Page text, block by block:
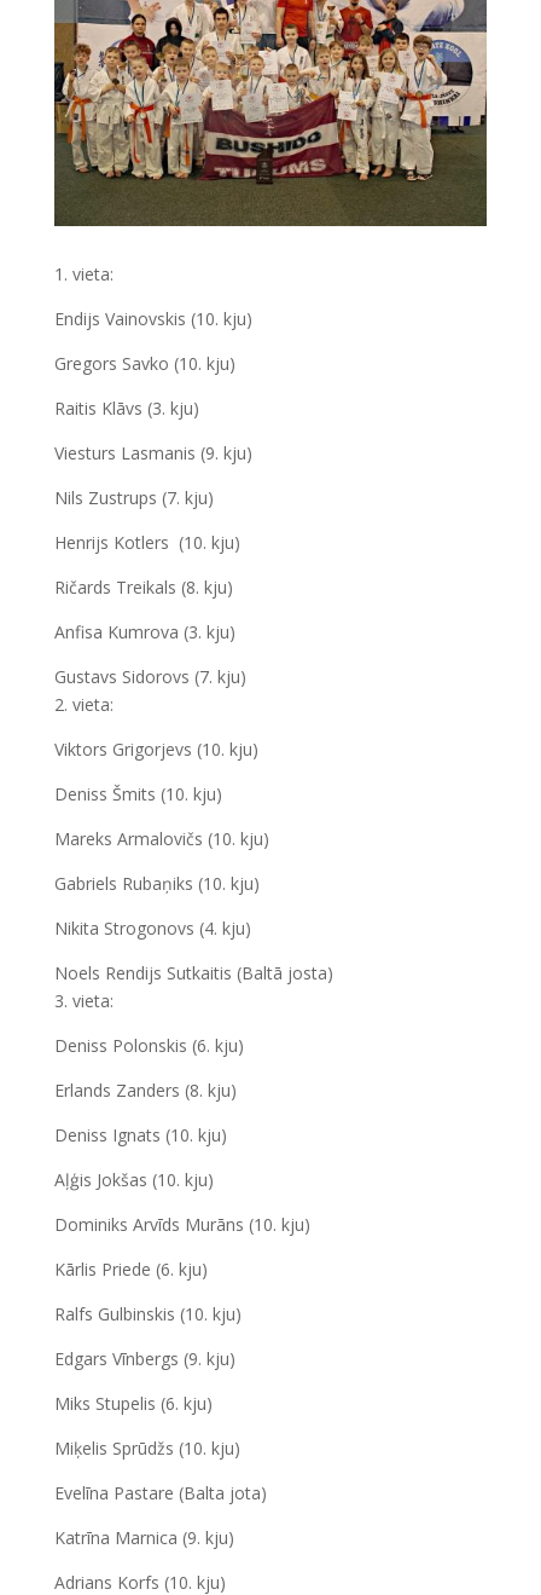
1. vieta:
Endijs Vainovskis (10. kju)
Gregors Savko (10. kju)
Raitis Klāvs (3. kju)
Viesturs Lasmanis (9. kju)
Nils Zustrups (7. kju)
Henrijs Kotlers (10. kju)
Ričards Treikals (8. kju)
Anfisa Kumrova (3. kju)
Gustavs Sidorovs (7. kju)
2. vieta:
Viktors Grigorjevs (10. kju)
Deniss Šmits (10. kju)
Mareks Armalovičs (10. kju)
Gabriels Rubaņiks (10. kju)
Nikita Strogonovs (4. kju)
Noels Rendijs Sutkaitis (Baltā josta)
3. vieta:
Deniss Polonskis (6. kju)
Erlands Zanders (8. kju)
Deniss Ignats (10. kju)
Aļģis Jokšas (10. kju)
Dominiks Arvīds Murāns (10. kju)
Kārlis Priede (6. kju)
Ralfs Gulbinskis (10. kju)
Edgars Vīnbergs (9. kju)
Miks Stupelis (6. kju)
Miķelis Sprūdžs (10. kju)
Evelīna Pastare (Balta jota)
Katrīna Marnica (9. kju)
Adrians Korfs (10. kju)